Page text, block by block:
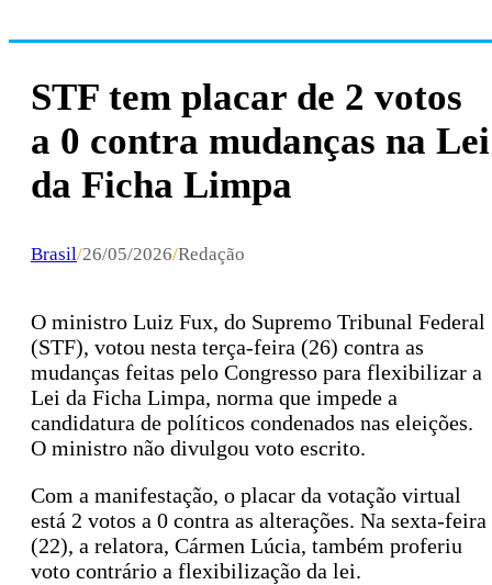
STF tem placar de 2 votos
a 0 contra mudanças na Lei
da Ficha Limpa
Brasil/26/05/2026/Redação
O ministro Luiz Fux, do Supremo Tribunal Federal
(STF), votou nesta terça-feira (26) contra as
mudanças feitas pelo Congresso para flexibilizar a
Lei da Ficha Limpa, norma que impede a
candidatura de políticos condenados nas eleições.
O ministro não divulgou voto escrito.
Com a manifestação, o placar da votação virtual
está 2 votos a 0 contra as alterações. Na sexta-feira
(22), a relatora, Cármen Lúcia, também proferiu
voto contrário a flexibilização da lei.